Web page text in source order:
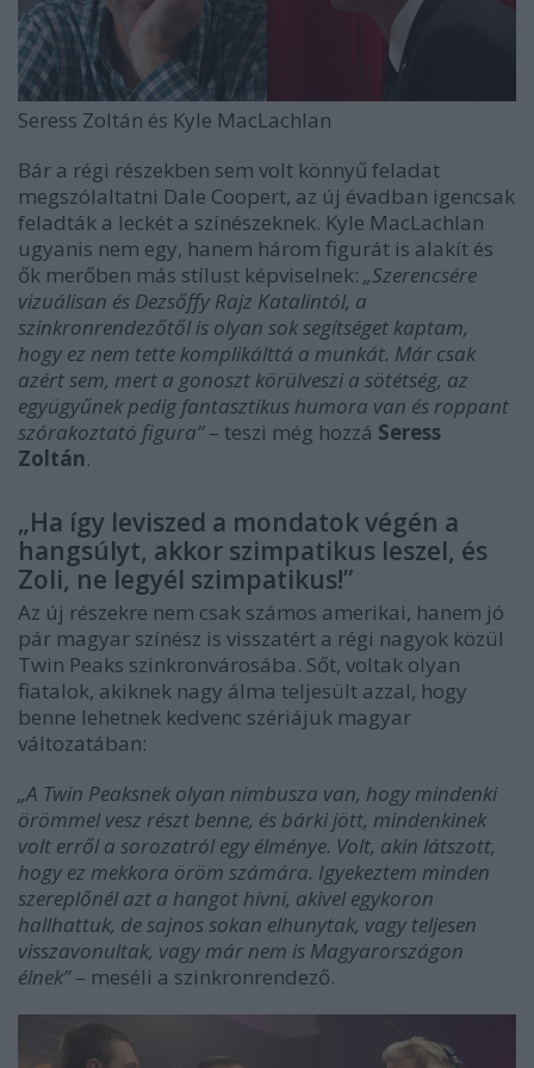
Seress Zoltán és Kyle MacLachlan
Bár a régi részekben sem volt könnyű feladat
megszólaltatni Dale Coopert, az új évadban igencsak
feladták a leckét a színészeknek. Kyle MacLachlan
ugyanis nem egy, hanem három figurát is alakít és
ők merőben más stílust képviselnek: „Szerencsére
vizuálisan és Dezsőffy Rajz Katalintól, a
szinkronrendezőtől is olyan sok segítséget kaptam,
hogy ez nem tette komplikálttá a munkát. Már csak
azért sem, mert a gonoszt körülveszi a sötétség, az
együgyűnek pedig fantasztikus humora van és roppant
szórakoztató figura”– teszi még hozzá Seress
Zoltán.
„Ha így leviszed a mondatok végén a
hangsúlyt, akkor szimpatikus leszel, és
Zoli, ne legyél szimpatikus!”
Az új részekre nem csak számos amerikai, hanem jó
pár magyar színész is visszatért a régi nagyok közül
Twin Peaks szinkronvárosába. Sőt, voltak olyan
fiatalok, akiknek nagy álma teljesült azzal, hogy
benne lehetnek kedvenc szériájuk magyar
változatában:
„A Twin Peaksnek olyan nimbusza van, hogy mindenki
örömmel vesz részt benne, és bárki jött, mindenkinek
volt erről a sorozatról egy élménye. Volt, akin látszott,
hogy ez mekkora öröm számára. Igyekeztem minden
szereplőnél azt a hangot hívni, akivel egykoron
hallhattuk, de sajnos sokan elhunytak, vagy teljesen
visszavonultak, vagy már nem is Magyarországon
élnek”– meséli a szinkronrendező.